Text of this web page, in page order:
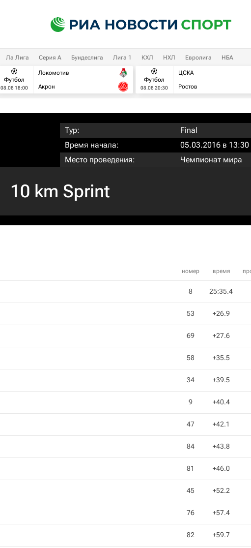
Ла Лига Серия А Бундеслига Лига 1 КХЛ НХЛ Евролига НБА
Футбол
08.08 18:00
Локомотив
Акрон
Футбол
08.08 20:30
ЦСКА
Ростов
Тур:
Final
Время начала:
05.03.2016 в 13:30
Место проведения:
Чемпионат мира
10 km Sprint
номер время
8 25:35.4
53 +26.9
69 +27.6
58 +35.5
34 +39.5
9 +40.4
47 +42.1
84 +43.8
81 +46.0
45 +52.2
76 +57.4
82 +59.7